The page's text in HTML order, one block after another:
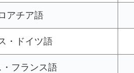
アチア語
・ドイツ語
・フランス語